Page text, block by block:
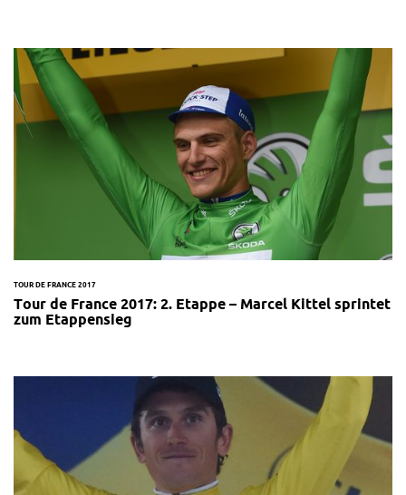
TOUR DE FRANCE 2017
Tour de France 2017: 2. Etappe – Marcel Kittel sprintet
zum Etappensieg